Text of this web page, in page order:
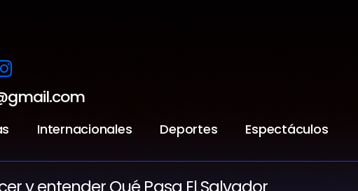
Internacionales Deportes Espectáculos